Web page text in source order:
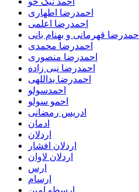
احمدرضا اطهاری
احمدرضا اعلمی
احمدرضا قهرمانی و بهنام بانی
احمدرضا محمدی
احمدرضا منصوری
احمدرضا نبی زاده
احمدرضا یداللهی
احمدسولو
احمو سولو
ادریس رمضانی
ادمان
اردلان
اردلان افشار
اردلان لاوان
ارس
ارسام
ارسطو امین